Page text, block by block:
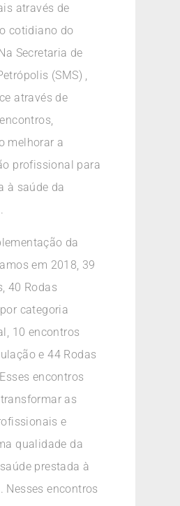
através de
cotidiano do
Secretaria de
(SMS) ,
através de
melhorar a
profissional para
à saúde da
da
em 2018, 39
40 Rodas
categoria
10 encontros
e 44 Rodas
encontros
as
e
qualidade da
prestada à
Nesses encontros